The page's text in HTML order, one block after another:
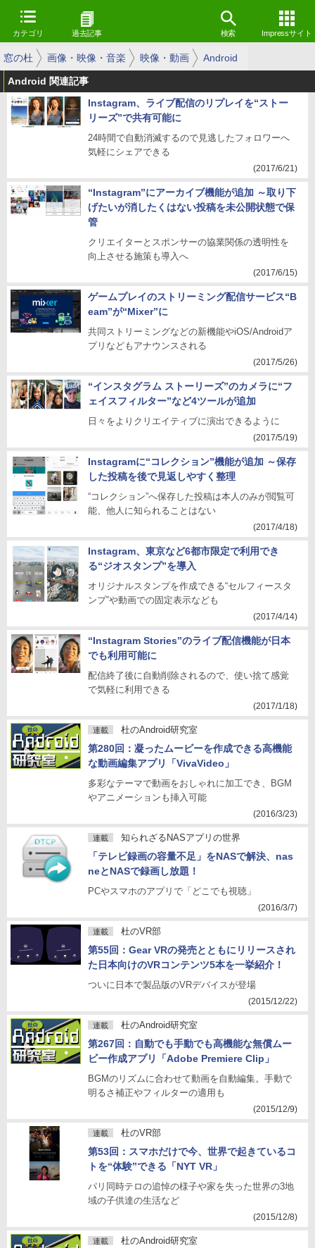
カテゴリ 過去記事 検索 Impressサイト
窓の杜 画像・映像・音楽 映像・動画 Android
Android 関連記事
Instagram、ライブ配信のリプレイを“ストー
リーズ”で共有可能に
24時間で自動消滅するので見逃したフォロワーへ
気軽にシェアできる
(2017/6/21)
“Instagram”にアーカイブ機能が追加 ～取り下
げたいが消したくはない投稿を未公開状態で保
管
クリエイターとスポンサーの協業関係の透明性を
向上させる施策も導入へ
(2017/6/15)
ゲームプレイのストリーミング配信サービス“B
eam”が“Mixer”に
共同ストリーミングなどの新機能やiOS/Androidア
プリなどもアナウンスされる
(2017/5/26)
“インスタグラム ストーリーズ”のカメラに“フ
ェイスフィルター”など4ツールが追加
日々をよりクリエイティブに演出できるように
(2017/5/19)
Instagramに“コレクション”機能が追加 ～保存
した投稿を後で見返しやすく整理
“コレクション”へ保存した投稿は本人のみが閲覧可
能、他人に知られることはない
(2017/4/18)
Instagram、東京など6都市限定で利用でき
る“ジオスタンプ”を導入
オリジナルスタンプを作成できる“セルフィースタ
ンプ”や動画での固定表示なども
(2017/4/14)
“Instagram Stories”のライブ配信機能が日本
でも利用可能に
配信終了後に自動削除されるので、使い捨て感覚
で気軽に利用できる
(2017/1/18)
連載 杜のAndroid研究室
第280回：凝ったムービーを作成できる高機能
な動画編集アプリ「VivaVideo」
多彩なテーマで動画をおしゃれに加工でき、BGM
やアニメーションも挿入可能
(2016/3/23)
連載 知られざるNASアプリの世界
「テレビ録画の容量不足」をNASで解決、nas
neとNASで録画し放題！
PCやスマホのアプリで「どこでも視聴」
(2016/3/7)
連載 杜のVR部
第55回：Gear VRの発売とともにリリースされ
た日本向けのVRコンテンツ5本を一挙紹介！
ついに日本で製品版のVRデバイスが登場
(2015/12/22)
連載 杜のAndroid研究室
第267回：自動でも手動でも高機能な無償ムー
ビー作成アプリ「Adobe Premiere Clip」
BGMのリズムに合わせて動画を自動編集。手動で
明るさ補正やフィルターの適用も
(2015/12/9)
連載 杜のVR部
第53回：スマホだけで今、世界で起きているコ
トを“体験”できる「NYT VR」
パリ同時テロの追悼の様子や家を失った世界の3地
域の子供達の生活など
(2015/12/8)
連載 杜のAndroid研究室